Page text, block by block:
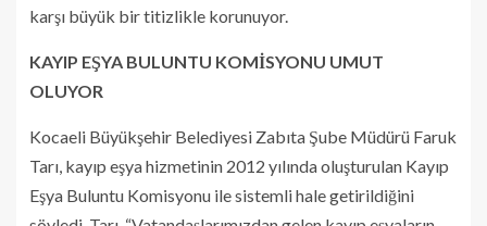
karşı büyük bir titizlikle korunuyor.
KAYIP EŞYA BULUNTU KOMİSYONU UMUT
OLUYOR
Kocaeli Büyükşehir Belediyesi Zabıta Şube Müdürü Faruk
Tarı, kayıp eşya hizmetinin 2012 yılında oluşturulan Kayıp
Eşya Buluntu Komisyonu ile sistemli hale getirildiğini